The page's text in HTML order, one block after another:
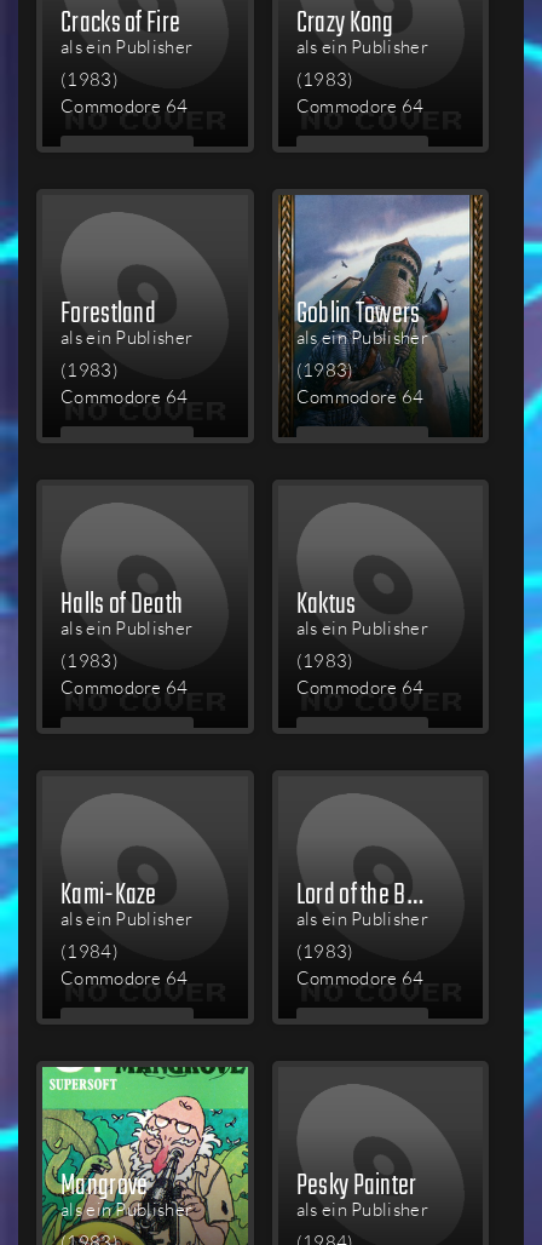
Cracks of Fire
als ein Publisher
(1983)
Commodore 64
MEHR
Crazy Kong
als ein Publisher
(1983)
Commodore 64
MEHR
Forestland
als ein Publisher
(1983)
Commodore 64
MEHR
Goblin Towers
als ein Publisher
(1983)
Commodore 64
MEHR
Halls of Death
als ein Publisher
(1983)
Commodore 64
MEHR
Kaktus
als ein Publisher
(1983)
Commodore 64
MEHR
Kami-Kaze
als ein Publisher
(1984)
Commodore 64
MEHR
Lord of the Balrogs
als ein Publisher
(1983)
Commodore 64
MEHR
Mangrove
als ein Publisher
Pesky Painter
als ein Publisher